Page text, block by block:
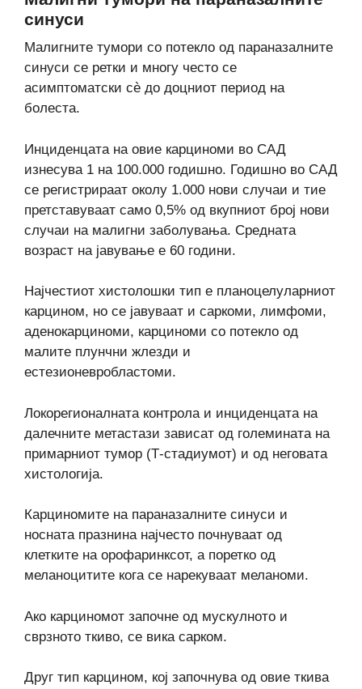
синуси
Малигните тумори со потекло од параназалните
синуси се ретки и многу често се
асимптоматски сè до доцниот период на
болеста.
Инциденцата на овие карциноми во САД
изнесува 1 на 100.000 годишно. Годишно во САД
се регистрираат околу 1.000 нови случаи и тие
претставуваат само 0,5% од вкупниот број нови
случаи на малигни заболувања. Средната
возраст на јавување е 60 години.
Најчестиот хистолошки тип е планоцелуларниот
карцином, но се јавуваат и саркоми, лимфоми,
аденокарциноми, карциноми со потекло од
малите плунчни жлезди и
естезионевробластоми.
Локорегионалната контрола и инциденцата на
далечните метастази зависат од големината на
примарниот тумор (Т-стадиумот) и од неговата
хистологија.
Карциномите на параназалните синуси и
носната празнина најчесто почнуваат од
клетките на орофаринксот, а поретко од
меланоцитите кога се нарекуваат меланоми.
Ако карциномот започне од мускулното и
сврзното ткиво, се вика сарком.
Друг тип карцином, кој започнува од овие ткива